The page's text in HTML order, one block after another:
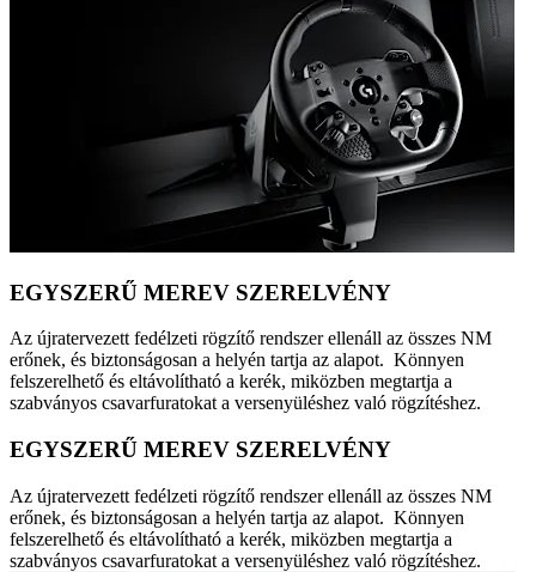
EGYSZERŰ MEREV SZERELVÉNY
Az újratervezett fedélzeti rögzítő rendszer ellenáll az összes NM
erőnek, és biztonságosan a helyén tartja az alapot. Könnyen
felszerelhető és eltávolítható a kerék, miközben megtartja a
szabványos csavarfuratokat a versenyüléshez való rögzítéshez.
EGYSZERŰ MEREV SZERELVÉNY
Az újratervezett fedélzeti rögzítő rendszer ellenáll az összes NM
erőnek, és biztonságosan a helyén tartja az alapot. Könnyen
felszerelhető és eltávolítható a kerék, miközben megtartja a
szabványos csavarfuratokat a versenyüléshez való rögzítéshez.